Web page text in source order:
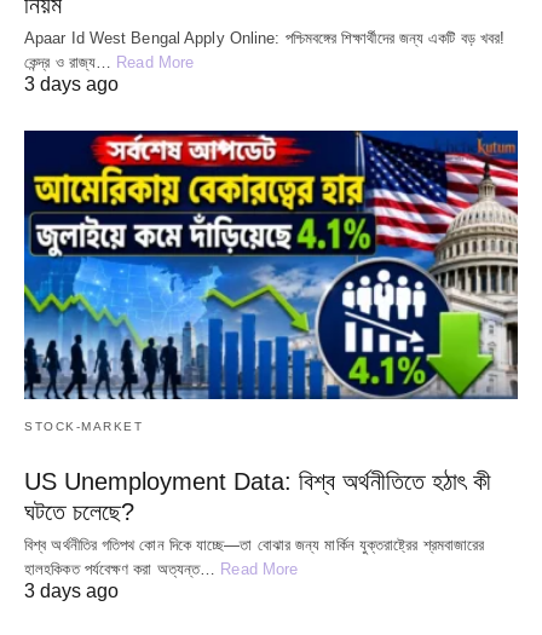
Apaar Id West Bengal Apply Online: পশ্চিমবঙ্গের শিক্ষার্থীদের জন্য একটি বড় খবর!
কেন্দ্র ও রাজ্য…
Read More
3 days ago
STOCK-MARKET
US Unemployment Data: বিশ্ব অর্থনীতিতে হঠাৎ কী
ঘটতে চলেছে?
বিশ্ব অর্থনীতির গতিপথ কোন দিকে যাচ্ছে—তা বোঝার জন্য মার্কিন যুক্তরাষ্ট্রের শ্রমবাজারের
হালহকিকত পর্যবেক্ষণ করা অত্যন্ত… Read More
3 days ago